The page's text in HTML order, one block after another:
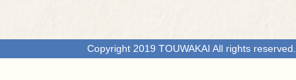
Copyright 2019 TOUWAKAI All rights reserved.